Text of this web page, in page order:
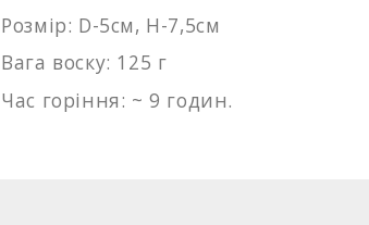
Розмір: D-5cм, H-7,5см
Вага воску: 125 г
Час горіння: ~ 9 годин.